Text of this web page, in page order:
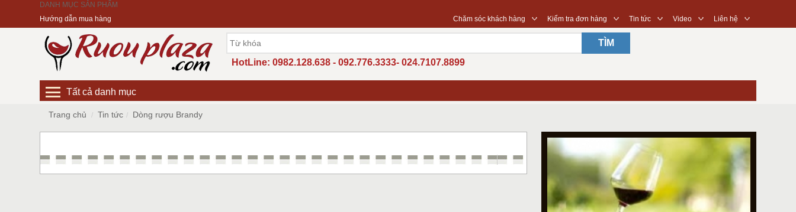
DANH MỤC SẢN PHẨM
Hướng dẫn mua hàng
◇
Chăm sóc khách hàng ◇
Kiểm tra đơn hàng ◇
Tin tức ◇
Video ◇
Liên hệ
TÌM
HotLine: 0982.128.638 - 092.776.3333- 024.7107.8899
Tất cả danh mục
Trang chủ Tin tức Dòng rượu Brandy